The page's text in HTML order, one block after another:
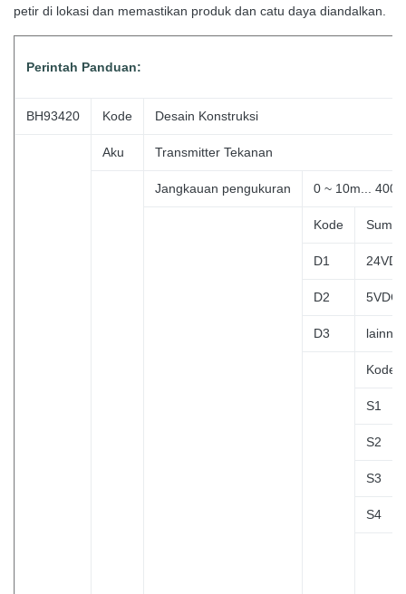
petir di lokasi dan memastikan produk dan catu daya diandalkan.
Perintah Panduan:
BH93420 Kode Desain Konstruksi
Aku Transmitter Tekanan
Jangkauan pengukuran 0 ~ 10m...
Kode
D1 24VDC
D2 5VDC
D3 lainnya
Kode
S1
S2
S3
S4